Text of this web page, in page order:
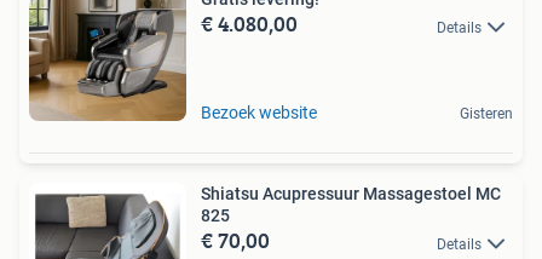
€ 4.080,00 Details
Bezoek website Gisteren
Shiatsu Acupressuur Massagestoel MC
825
€ 70,00 Details